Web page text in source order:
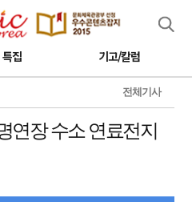
특집 기고/칼럼
전체기사
연장 수소 연료전지
검색